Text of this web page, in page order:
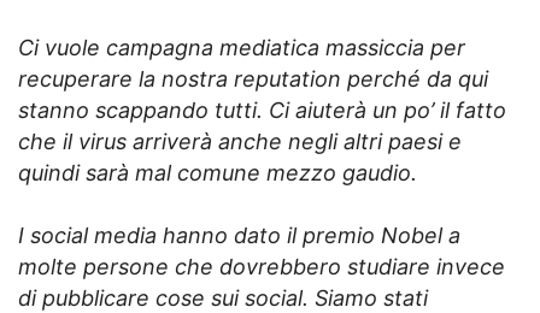
Ci vuole campagna mediatica massiccia per
recuperare la nostra reputation perché da qui
stanno scappando tutti. Ci aiuterà un po’ il fatto
che il virus arriverà anche negli altri paesi e
quindi sarà mal comune mezzo gaudio.
I social media hanno dato il premio Nobel a
molte persone che dovrebbero studiare invece
di pubblicare cose sui social. Siamo stati